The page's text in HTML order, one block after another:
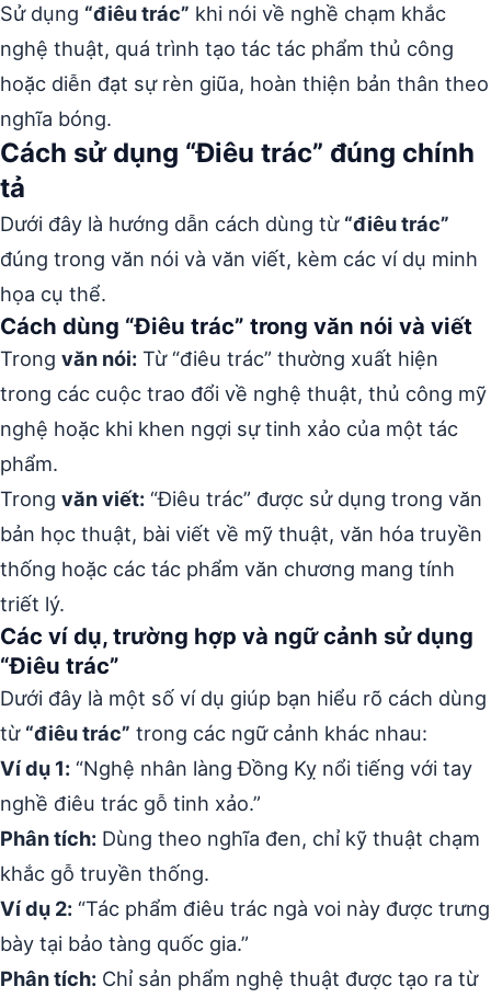
Sử dụng “điêu trác” khi nói về nghề chạm khắc
nghệ thuật, quá trình tạo tác tác phẩm thủ công
hoặc diễn đạt sự rèn giũa, hoàn thiện bản thân theo
nghĩa bóng.
Cách sử dụng “Điêu trác” đúng chính
tả
Dưới đây là hướng dẫn cách dùng từ “điêu trác”
đúng trong văn nói và văn viết, kèm các ví dụ minh
họa cụ thể.
Cách dùng “Điêu trác” trong văn nói và viết
Trong văn nói: Từ “điêu trác” thường xuất hiện
trong các cuộc trao đổi về nghệ thuật, thủ công mỹ
nghệ hoặc khi khen ngợi sự tinh xảo của một tác
phẩm.
Trong văn viết: “Điêu trác” được sử dụng trong văn
bản học thuật, bài viết về mỹ thuật, văn hóa truyền
thống hoặc các tác phẩm văn chương mang tính
triết lý.
Các ví dụ, trường hợp và ngữ cảnh sử dụng
“Điêu trác”
Dưới đây là một số ví dụ giúp bạn hiểu rõ cách dùng
từ “điêu trác” trong các ngữ cảnh khác nhau:
Ví dụ 1: “Nghệ nhân làng Đồng Kỵ nổi tiếng với tay
nghề điêu trác gỗ tinh xảo.”
Phân tích: Dùng theo nghĩa đen, chỉ kỹ thuật chạm
khắc gỗ truyền thống.
Ví dụ 2: “Tác phẩm điêu trác ngà voi này được trưng
bày tại bảo tàng quốc gia.”
Phân tích: Chỉ sản phẩm nghệ thuật được tạo ra từ